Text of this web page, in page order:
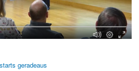
geradeaus